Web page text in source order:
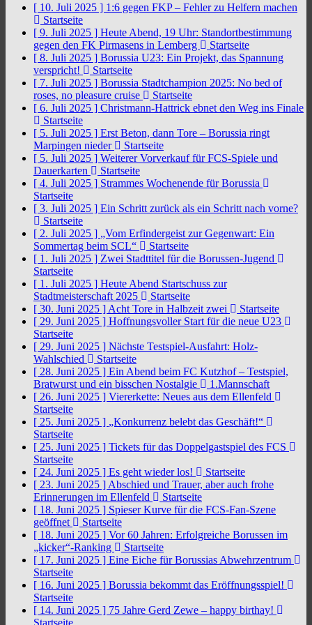
[ 10. Juli 2025 ] 1:6 gegen FKP – Fehler zu Helfern machen
Startseite
[ 9. Juli 2025 ] Heute Abend, 19 Uhr: Standortbestimmung
gegen den FK Pirmasens in Lemberg
Startseite
[ 8. Juli 2025 ] Borussia U23: Ein Projekt, das Spannung
verspricht!
Startseite
[ 7. Juli 2025 ] Borussia Stadtchampion 2025: No bed of
roses, no pleasure cruise
Startseite
[ 6. Juli 2025 ] Christmann-Hattrick ebnet den Weg ins Finale
Startseite
[ 5. Juli 2025 ] Erst Beton, dann Tore – Borussia ringt
Marpingen nieder
Startseite
[ 5. Juli 2025 ] Weiterer Vorverkauf für FCS-Spiele und
Dauerkarten
Startseite
[ 4. Juli 2025 ] Strammes Wochenende für Borussia
Startseite
[ 3. Juli 2025 ] Ein Schritt zurück als ein Schritt nach vorne?
Startseite
[ 2. Juli 2025 ] „Vom Erfindergeist zur Gegenwart: Ein
Sommertag beim SCL“
Startseite
[ 1. Juli 2025 ] Zwei Stadttitel für die Borussen-Jugend
Startseite
[ 1. Juli 2025 ] Heute Abend Startschuss zur
Stadtmeisterschaft 2025
Startseite
[ 30. Juni 2025 ] Acht Tore in Halbzeit zwei
Startseite
[ 29. Juni 2025 ] Hoffnungsvoller Start für die neue U23
Startseite
[ 29. Juni 2025 ] Nächste Testspiel-Ausfahrt: Holz-
Wahlschied
Startseite
[ 28. Juni 2025 ] Ein Abend beim FC Kutzhof – Testspiel,
Bratwurst und ein bisschen Nostalgie
1.Mannschaft
[ 26. Juni 2025 ] Viererkette: Neues aus dem Ellenfeld
Startseite
[ 25. Juni 2025 ] „Konkurrenz belebt das Geschäft!“
Startseite
[ 25. Juni 2025 ] Tickets für das Doppelgastspiel des FCS
Startseite
[ 24. Juni 2025 ] Es geht wieder los!
Startseite
[ 23. Juni 2025 ] Abschied und Trauer, aber auch frohe
Erinnerungen im Ellenfeld
Startseite
[ 18. Juni 2025 ] Spieser Kurve für die FCS-Fan-Szene
geöffnet
Startseite
[ 18. Juni 2025 ] Vor 60 Jahren: Erfolgreiche Borussen im
„kicker“-Ranking
Startseite
[ 17. Juni 2025 ] Eine Eiche für Borussias Abwehrzentrum
Startseite
[ 16. Juni 2025 ] Borussia bekommt das Eröffnungsspiel!
Startseite
[ 14. Juni 2025 ] 75 Jahre Gerd Zewe – happy birthay!
Startseite